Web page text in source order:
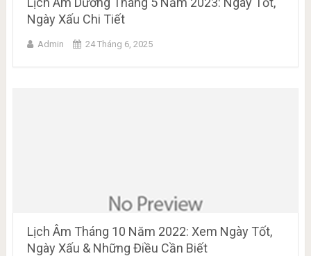
Ngày Xấu Chi Tiết
Admin 24 Tháng 6, 2025
Lịch Âm Tháng 10 Năm 2022: Xem Ngày Tốt,
Ngày Xấu & Những Điều Cần Biết